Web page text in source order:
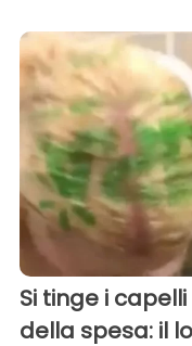
Si tinge i
della spesa: il